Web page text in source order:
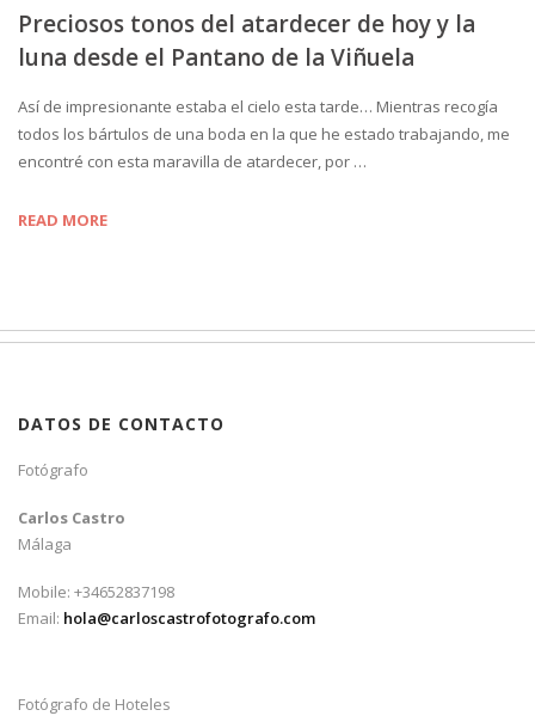
Preciosos tonos del atardecer de hoy y la
luna desde el Pantano de la Viñuela
Así de impresionante estaba el cielo esta tarde… Mientras recogía
todos los bártulos de una boda en la que he estado trabajando, me
encontré con esta maravilla de atardecer, por …
READ MORE
DATOS DE CONTACTO
Fotógrafo
Carlos Castro
Málaga
Mobile: +34652837198
Email: hola@carloscastrofotografo.com
Fotógrafo de Hoteles